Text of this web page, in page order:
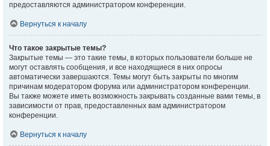
предоставляются администратором конференции.
Вернуться к началу
Что такое закрытые темы?
Закрытые темы — это такие темы, в которых пользователи больше не
могут оставлять сообщения, и все находящиеся в них опросы
автоматически завершаются. Темы могут быть закрыты по многим
причинам модератором форума или администратором конференции.
Вы также можете иметь возможность закрывать созданные вами темы, в
зависимости от прав, предоставленных вам администратором
конференции.
Вернуться к началу